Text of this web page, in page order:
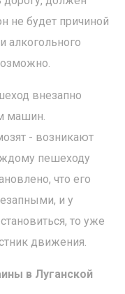
не будет причиной
алкогольного
внезапно
машин.
- возникают
пешеходу
что его
и у
то уже
движения.
в Луганской